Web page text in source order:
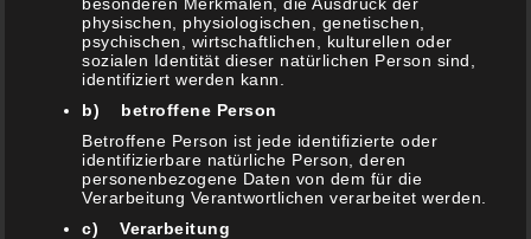
Spargel Päckchen im Butcher Paper vom Grill
18. April 2021
10. April 2021
Rhöner Tzatziki
7. April 2021
Viva La México – Vegetarische Enchiladas vom
physischen, physiologischen, genetischen,
psychischen, wirtschaftlichen, kulturellen oder
sozialen Identität dieser natürlichen Person sind,
identifiziert werden kann.
b) betroffene Person
Betroffene Person ist jede identifizierte oder
identifizierbare natürliche Person, deren
personenbezogene Daten von dem für die
Verarbeitung Verantwortlichen verarbeitet werden.
c) Verarbeitung